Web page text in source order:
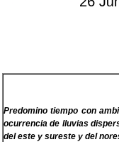
Predomino tiempo con
ocurrencia de lluvias
del este y sureste y del